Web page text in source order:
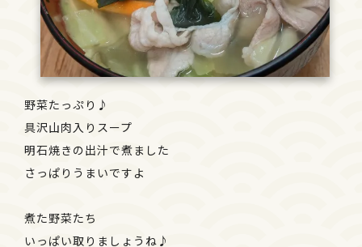
野菜たっぷり♪
具沢山肉入りスープ
明石焼きの出汁で煮ました
さっぱりうまいですよ
煮た野菜たち
いっぱい取りましょうね♪